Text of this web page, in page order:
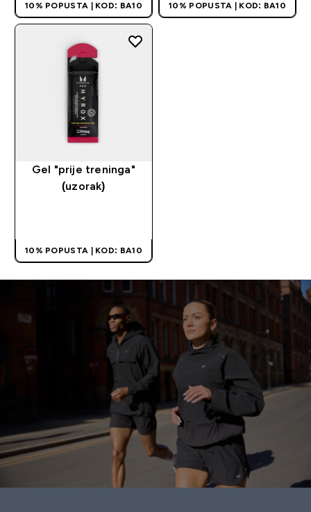
10% POPUSTA | KOD: BA10 10% POPUSTA | KOD: BA10
Gel "prije treninga"
(uzorak)
10% POPUSTA | KOD: BA10